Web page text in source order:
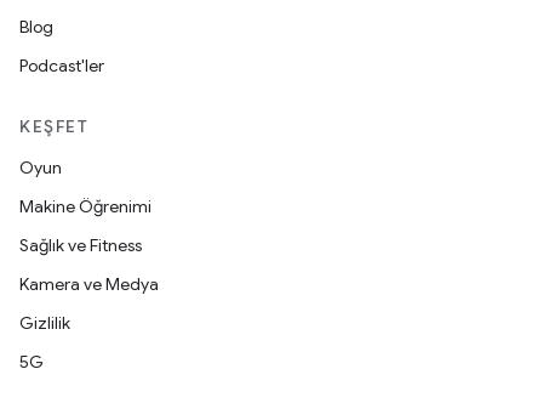
Blog
Podcast'ler
KEŞFET
Oyun
Makine Öğrenimi
Sağlık ve Fitness
Kamera ve Medya
Gizlilik
5G